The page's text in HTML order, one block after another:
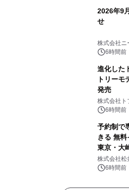
2026年9
せ
株式会社ニ
6時間前
進化した
トリーモ
発売
株式会社ト
6時間前
予約制で
きる 無
東京・大
株式会社松
6時間前